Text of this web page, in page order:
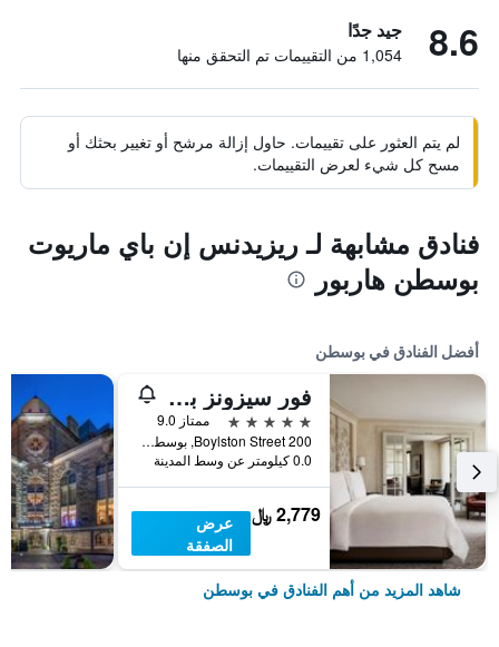
8.6 جيد جدًا
1,054 من التقييمات تم التحقق منها
لم يتم العثور على تقييمات. حاول إزالة مرشح أو تغيير بحثك أو
مسح كل شيء لعرض التقييمات.
فنادق مشابهة لـ ريزيدنس إن باي ماريوت
بوسطن هاربور
أفضل الفنادق في بوسطن
فور سيزونز بوسطن
5 نجوم
ممتاز 9.0
200 Boylston Street, بوسطن, MA, الولايات المتحدة الأميريكية
0.0 كيلومتر عن وسط المدينة
2,779 ﷼
عرض
الصفقة
شاهد المزيد من أهم الفنادق في بوسطن